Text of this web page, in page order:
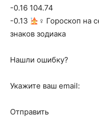
-0.16 104.74
-0.13
‍♀ Гороскоп на
знаков зодиака
Нашли ошибку?
Укажите ваш email:
Отправить